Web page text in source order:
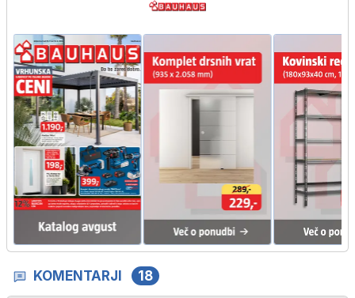
KOMENTARJI 18